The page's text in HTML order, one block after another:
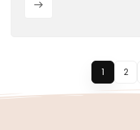
اللون
1 2